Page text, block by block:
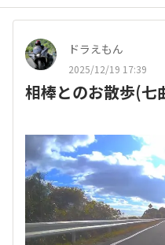
ドラえもん
2025/12/19 17:39
相棒とのお散歩(七